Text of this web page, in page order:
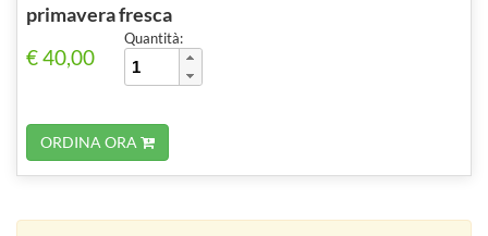
primavera fresca
€ 40,00
Quantità:
ORDINA ORA